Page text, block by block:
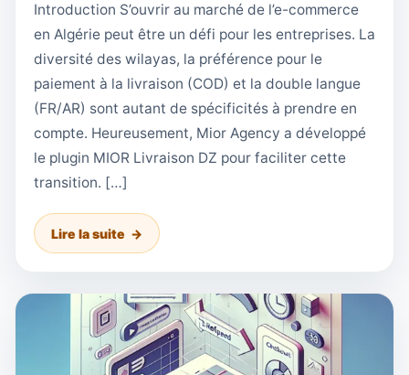
Introduction S’ouvrir au marché de l’e-commerce
en Algérie peut être un défi pour les entreprises. La
diversité des wilayas, la préférence pour le
paiement à la livraison (COD) et la double langue
(FR/AR) sont autant de spécificités à prendre en
compte. Heureusement, Mior Agency a développé
le plugin MIOR Livraison DZ pour faciliter cette
transition. […]
Lire la suite